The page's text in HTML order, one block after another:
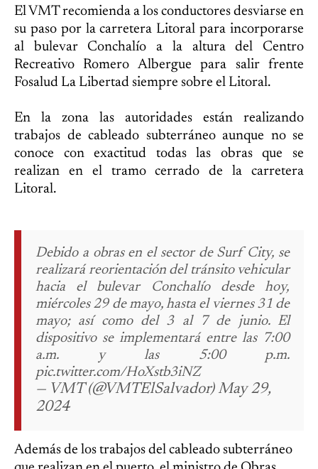
El VMT recomienda a los conductores desviarse en
su paso por la carretera Litoral para incorporarse
al bulevar Conchalío a la altura del Centro
Recreativo Romero Albergue para salir frente
Fosalud La Libertad siempre sobre el Litoral.
En la zona las autoridades están realizando
trabajos de cableado subterráneo aunque no se
conoce con exactitud todas las obras que se
realizan en el tramo cerrado de la carretera
Litoral.
Debido a obras en el sector de Surf City, se
realizará reorientación del tránsito vehicular
hacia el bulevar Conchalío desde hoy,
miércoles 29 de mayo, hasta el viernes 31 de
mayo; así como del 3 al 7 de junio.
El
dispositivo se implementará entre las 7:00
a.m. y las 5:00 p.m.
pic.twitter.com/HoXstb3iNZ
— VMT (@VMTElSalvador) May 29,
2024
Además de los trabajos del cableado subterráneo